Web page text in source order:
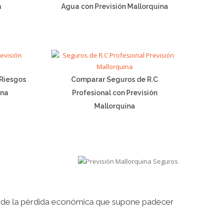
Agua con Previsión Mallorquina
Comparar Seguros de R.C
Profesional con Previsión
Mallorquina
la pérdida económica que supone padecer